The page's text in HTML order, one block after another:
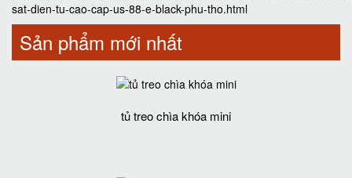
sat-dien-tu-cao-cap-us-88-e-black-phu-tho.html
Sản phẩm mới nhất
tủ treo chìa khóa mini